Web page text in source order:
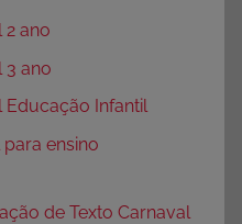
2 ano
3 ano
Educação Infantil
ensino
de Texto Carnaval